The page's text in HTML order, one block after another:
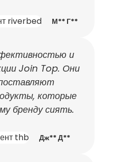
М** Г**
и
Join Top. Они
которые
бренду сиять.
Дж** Д**